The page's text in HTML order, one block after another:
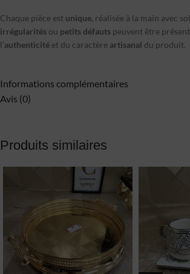
Chaque pièce est unique, réalisée à la main avec
irrégularités ou petits défauts peuvent être
l’authenticité et du caractère artisanal du produit.
Informations complémentaires
Avis (0)
Produits similaires